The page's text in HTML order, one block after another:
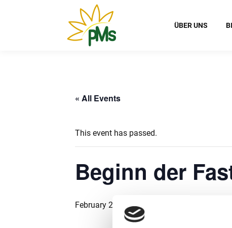
ÜBER UNS
« All Events
This event has passed.
Beginn der
February 25 @ 8:00